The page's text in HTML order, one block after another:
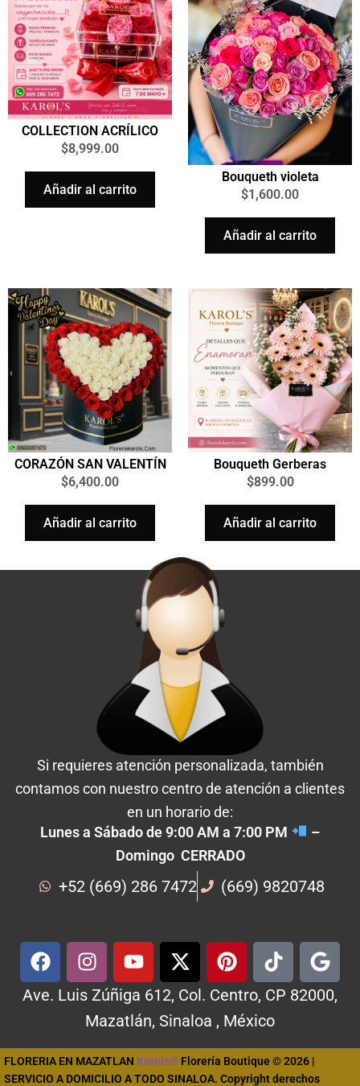
COLLECTION ACRÍLICO
$8,999.00
Añadir al carrito
Bouqueth violeta
$1,600.00
Añadir al carrito
CORAZÓN SAN VALENTÍN
$6,400.00
Añadir al carrito
Bouqueth Gerberas
$899.00
Añadir al carrito
Si requieres atención personalizada, también
contamos con nuestro centro de atención a clientes
en un horario de:
Lunes a Sábado de 9:00 AM a 7:00 PM
–
Domingo CERRADO
+52 (669) 286 7472 (669) 9820748
Ave. Luis Zúñiga 612, Col. Centro, CP 82000,
Mazatlán, Sinaloa , México
FLORERIA EN MAZATLAN Karols® Florería Boutique © 2026 |
SERVICIO A DOMICILIO A TODO SINALOA. Copyright derechos